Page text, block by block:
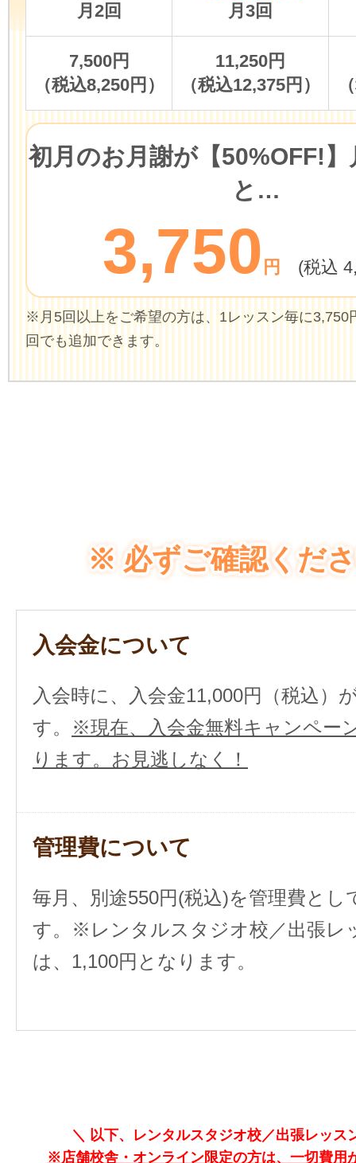
月2回
月3回
7,500円
（税込8,250円）
11,250円
（税込12,375円）
初月のお月謝が【50%OFF!】
と…
3,750 円 (税込
※月5回以上をご希望の方は、1レッスン毎に3,750
回でも追加できます。
※ 必ずご確認くだ
入会金について
入会時に、入会金11,000円（税込）
す。
※現在、入会金無料キャンペー
ります。お見逃しなく！
管理費について
毎月、別途550円(税込)を管理費とし
す。
※レンタルスタジオ校／出張レ
は、1,100円となります。
＼ 以下、レンタルスタジオ校／出張レッス
※店舗校舎・オンライン限定の方は、一切費用